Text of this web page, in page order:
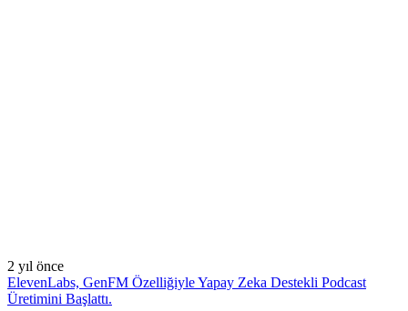
2 yıl önce
ElevenLabs, GenFM Özelliğiyle Yapay Zeka Destekli Podcast
Üretimini Başlattı.